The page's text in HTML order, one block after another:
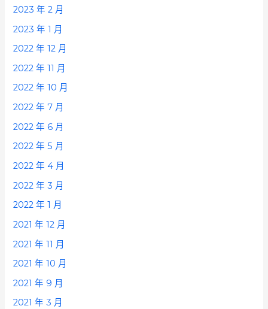
2023 年 2 月
2023 年 1 月
2022 年 12 月
2022 年 11 月
2022 年 10 月
2022 年 7 月
2022 年 6 月
2022 年 5 月
2022 年 4 月
2022 年 3 月
2022 年 1 月
2021 年 12 月
2021 年 11 月
2021 年 10 月
2021 年 9 月
2021 年 3 月